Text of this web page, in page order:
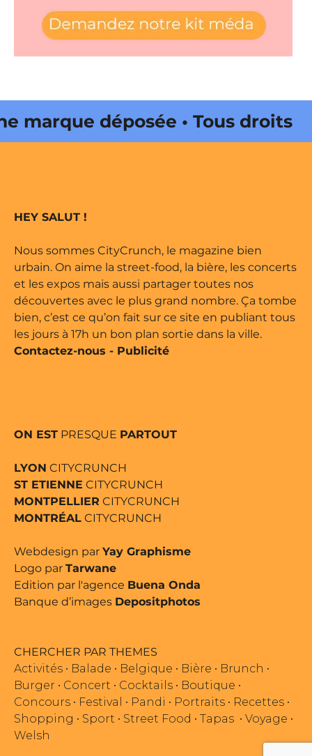
déposée • Tous droits
édité par Buena Onda Web •
HEY SALUT !
Nous sommes CityCrunch, le magazine bien
urbain. On aime la street-food, la bière, les concerts
et les expos mais aussi partager toutes nos
découvertes avec le plus grand nombre. Ça tombe
bien, c’est ce qu’on fait sur ce site en publiant tous
les jours à 17h un bon plan sortie dans la ville.
Contactez-nous - Publicité
ON EST PRESQUE PARTOUT
LYON CITYCRUNCH
ST ETIENNE CITYCRUNCH
MONTPELLIER CITYCRUNCH
MONTRÉAL CITYCRUNCH
Webdesign par Yay Graphisme
Logo par Tarwane
Edition par l'agence Buena Onda
Banque d’images Depositphotos
CHERCHER PAR THEMES
Activités • Balade • Belgique • Bière • Brunch •
Burger • Concert • Cocktails • Boutique •
Concours • Festival • Pandi • Portraits • Recettes •
Shopping • Sport • Street Food • Tapas • Voyage •
Welsh